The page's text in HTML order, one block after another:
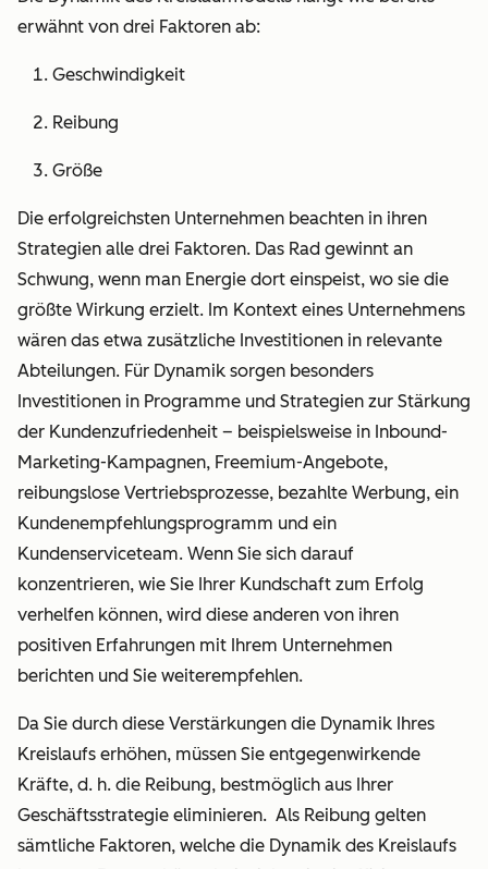
erwähnt von drei Faktoren ab:
Geschwindigkeit
Reibung
Größe
Die erfolgreichsten Unternehmen beachten in ihren
Strategien alle drei Faktoren. Das Rad gewinnt an
Schwung, wenn man Energie dort einspeist, wo sie die
größte Wirkung erzielt. Im Kontext eines Unternehmens
wären das etwa zusätzliche Investitionen in relevante
Abteilungen. Für Dynamik sorgen besonders
Investitionen in Programme und Strategien zur Stärkung
der Kundenzufriedenheit – beispielsweise in Inbound-
Marketing-Kampagnen, Freemium-Angebote,
reibungslose Vertriebsprozesse, bezahlte Werbung, ein
Kundenempfehlungsprogramm und ein
Kundenserviceteam. Wenn Sie sich darauf
konzentrieren, wie Sie Ihrer Kundschaft zum Erfolg
verhelfen können, wird diese anderen von ihren
positiven Erfahrungen mit Ihrem Unternehmen
berichten und Sie weiterempfehlen.
Da Sie durch diese Verstärkungen die Dynamik Ihres
Kreislaufs erhöhen, müssen Sie entgegenwirkende
Kräfte, d. h. die Reibung, bestmöglich aus Ihrer
Geschäftsstrategie eliminieren. Als Reibung gelten
sämtliche Faktoren, welche die Dynamik des Kreislaufs